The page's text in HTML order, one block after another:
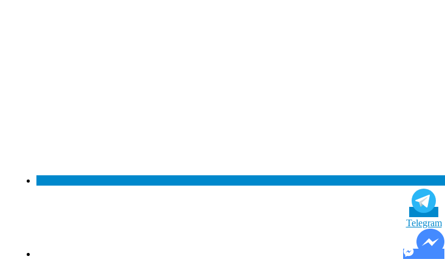
Telegram